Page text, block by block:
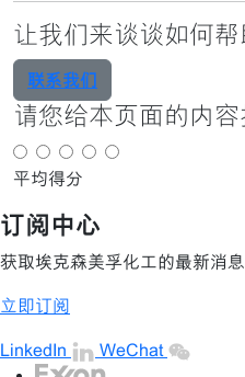
让我们来谈谈如何帮
联系我们
请您给本页面的内容
平均得分
订阅中心
获取埃克森美孚化工的最新消息
立即订阅
LinkedIn WeChat